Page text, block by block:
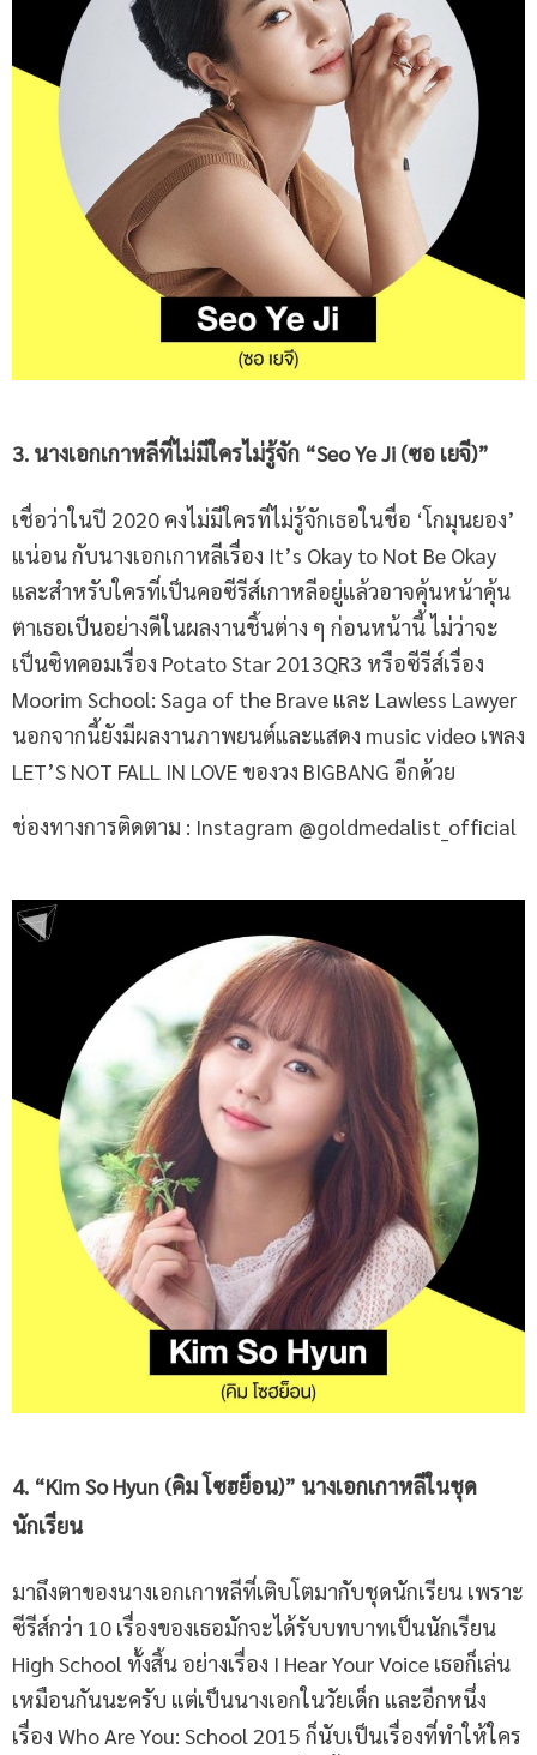
3. นางเอกเกาหลีที่ไม่มีใครไม่รู้จัก “Seo Ye Ji (ซอ เยจี)”
เชื่อว่าในปี 2020 คงไม่มีใครที่ไม่รู้จักเธอในชื่อ ‘โกมุนยอง’
แน่อน กับนางเอกเกาหลีเรื่อง It’s Okay to Not Be Okay
และสำหรับใครที่เป็นคอซีรีส์เกาหลีอยู่แล้วอาจคุ้นหน้าคุ้น
ตาเธอเป็นอย่างดีในผลงานชิ้นต่าง ๆ ก่อนหน้านี้ ไม่ว่าจะ
เป็นซิทคอมเรื่อง Potato Star 2013QR3 หรือซีรีส์เรื่อง
Moorim School: Saga of the Brave และ Lawless Lawyer
นอกจากนี้ยังมีผลงานภาพยนต์และแสดง music video เพลง
LET’S NOT FALL IN LOVE ของวง BIGBANG อีกด้วย
ช่องทางการติดตาม : Instagram @goldmedalist_official
4. “Kim So Hyun (คิม โซฮย็อน)” นางเอกเกาหลีในชุด
นักเรียน
มาถึงตาของนางเอกเกาหลีที่เติบโตมากับชุดนักเรียน เพราะ
ซีรีส์กว่า 10 เรื่องของเธอมักจะได้รับบทบาทเป็นนักเรียน
High School ทั้งสิ้น อย่างเรื่อง I Hear Your Voice เธอก็เล่น
เหมือนกันนะครับ แต่เป็นนางเอกในวัยเด็ก และอีกหนึ่ง
เรื่อง Who Are You: School 2015 ก็นับเป็นเรื่องที่ทำให้ใคร